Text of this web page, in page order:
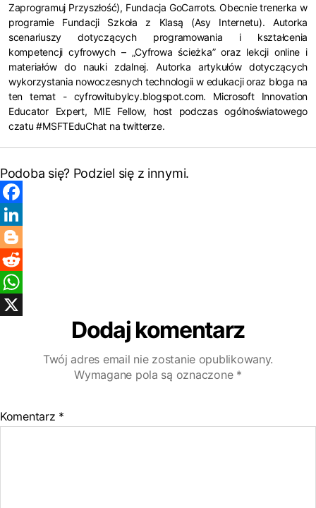
Zaprogramuj Przyszłość), Fundacja GoCarrots. Obecnie trenerka w
programie Fundacji Szkoła z Klasą (Asy Internetu). Autorka
scenariuszy dotyczących programowania i kształcenia
kompetencji cyfrowych – „Cyfrowa ścieżka” oraz lekcji online i
materiałów do nauki zdalnej. Autorka artykułów dotyczących
wykorzystania nowoczesnych technologii w edukacji oraz bloga na
ten temat - cyfrowitubylcy.blogspot.com. Microsoft Innovation
Educator Expert, MIE Fellow, host podczas ogólnoświatowego
czatu #MSFTEduChat na twitterze.
Podoba się? Podziel się z innymi.
F
a
c
e
b
L
i
n
k
B
o
R
eW
A
Dodaj komentarz
Twój adres email nie zostanie opublikowany.
Wymagane pola są oznaczone *
Komentarz *